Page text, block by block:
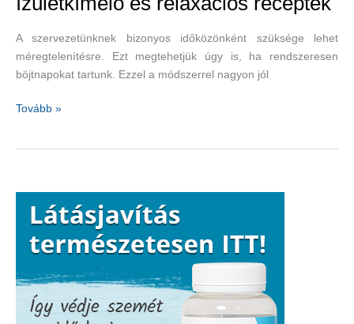
A szervezetünknek bizonyos időközönként szüksége lehet
méregtelenítésre. Ezt megtehetjük úgy is, ha rendszeresen
böjtnapokat tartunk. Ezzel a módszerrel nagyon jól
Méregtelenítsünk
receptek
Tovább »